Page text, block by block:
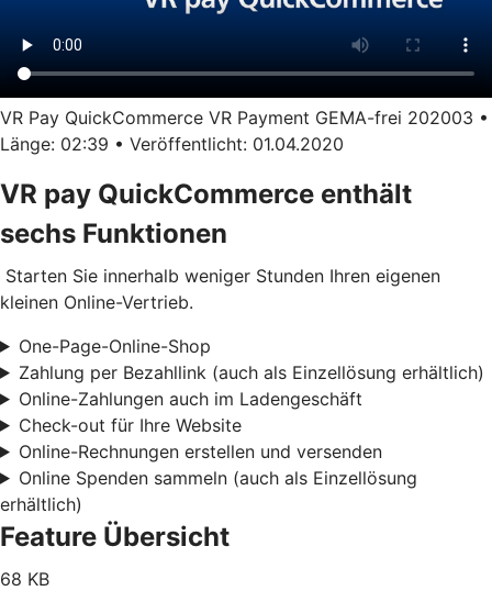
VR Pay QuickCommerce VR Payment GEMA-frei 202003 •
Länge: 02:39 • Veröffentlicht: 01.04.2020
VR pay QuickCommerce enthält
sechs Funktionen
Starten Sie innerhalb weniger Stunden Ihren eigenen
kleinen Online-Vertrieb.
One-Page-Online-Shop
Zahlung per Bezahllink (auch als Einzellösung erhältlich)
Online-Zahlungen auch im Ladengeschäft
Check-out für Ihre Website
Online-Rechnungen erstellen und versenden
Online Spenden sammeln (auch als Einzellösung
erhältlich)
Feature Übersicht
68 KB